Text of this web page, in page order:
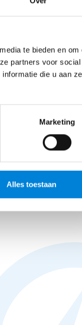
te bieden en om
partners voor social
die u aan
Marketing
Alles toestaan
Zelfstandig
Valkenaars
Stop even als je
werk geniet! EEN
Bekijk vacature